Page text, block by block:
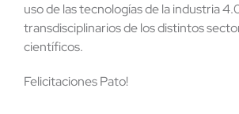
uso de las tecnologías de la industria
transdisciplinarios de los distintos
científicos.
Felicitaciones Pato!